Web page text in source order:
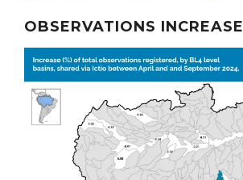
OBSERVATIONS INCREASE